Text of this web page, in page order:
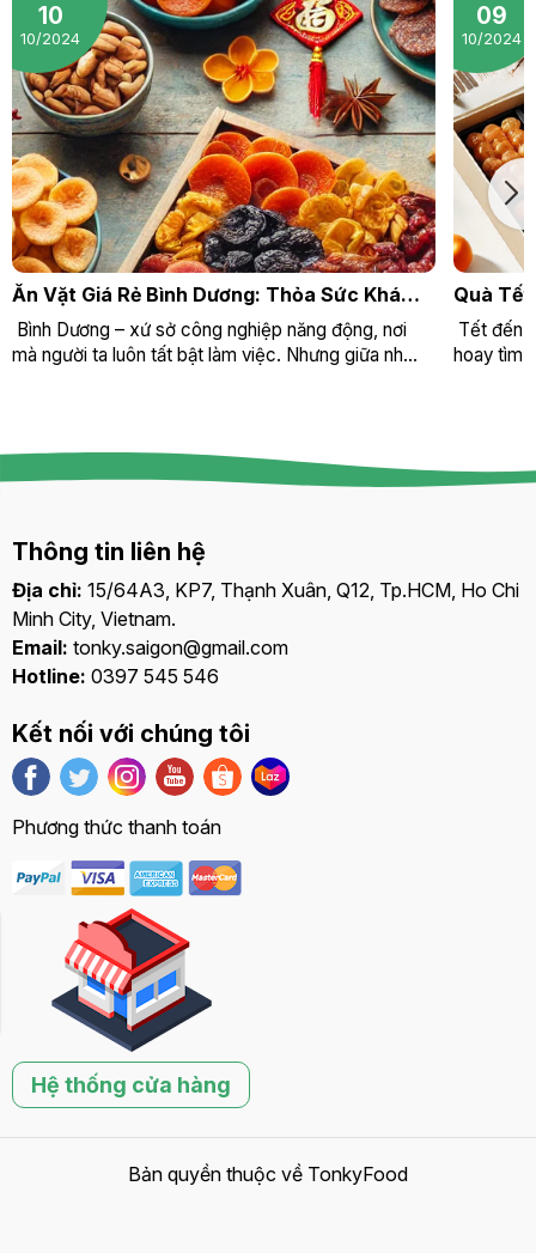
Liên hệ
10
10/2024
Ăn Vặt Giá Rẻ Bình Dương: Thỏa Sức Khám
Phá Cùng Tôn Ký Food
Bình Dương – xứ sở công nghiệp năng động, nơi
mà người ta luôn tất bật làm việc. Nhưng giữa nh...
09
10/2024
Quà Tết
Doanh
Tết đến
hoay tìm
Thông tin liên hệ
Địa chỉ: 15/64A3, KP7, Thạnh Xuân, Q12, Tp.HCM, Ho Chi
Minh City, Vietnam.
Email: tonky.saigon@gmail.com
Hotline: 0397 545 546
Kết nối với chúng tôi
Phương thức thanh toán
Hệ thống cửa hàng
Bản quyền thuộc về TonkyFood